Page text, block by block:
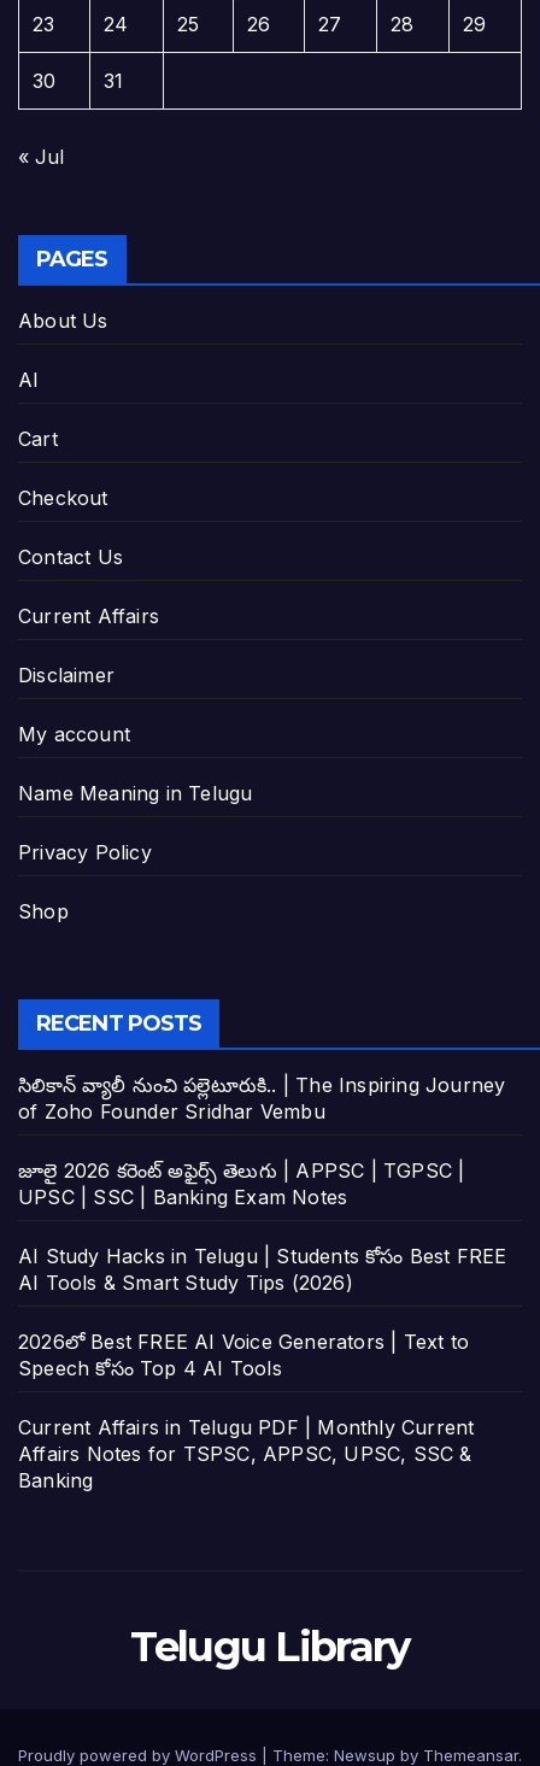
23 24 25 26 27 28 29
30 31
« Jul
PAGES
About Us
AI
Cart
Checkout
Contact Us
Current Affairs
Disclaimer
My account
Name Meaning in Telugu
Privacy Policy
Shop
RECENT POSTS
సిలికాన్ వ్యాలీ నుంచి పల్లెటూరుకి.. | The Inspiring Journey
of Zoho Founder Sridhar Vembu
జూలై 2026 కరెంట్ అఫైర్స్ తెలుగు | APPSC | TGPSC |
UPSC | SSC | Banking Exam Notes
AI Study Hacks in Telugu | Students కోసం Best FREE
AI Tools & Smart Study Tips (2026)
2026లో Best FREE AI Voice Generators | Text to
Speech కోసం Top 4 AI Tools
Current Affairs in Telugu PDF | Monthly Current
Affairs Notes for TSPSC, APPSC, UPSC, SSC &
Banking
Telugu Library
Proudly powered by WordPress Theme: Newsup by Themeansar.